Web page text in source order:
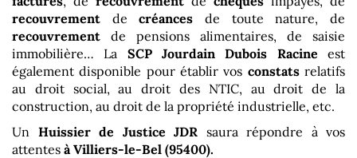
recouvrement decréances de toute nature, de
recouvrement de pensions alimentaires, de saisie
immobilière… La SCP Jourdain Dubois Racine est
également disponible pour établir vos constatsrelatifs
au droit social, au droit des NTIC, au droit de la
construction, au droit de la propriété industrielle, etc.
Un Huissier de Justice JDR saura répondre à vos
attentes à Villiers-le-Bel (95400).